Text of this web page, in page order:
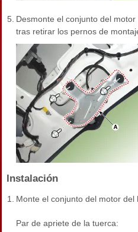
5. Desmonte el conjunto del
tras retirar los pernos de
Instalación
1. Monte el conjunto del motor del
Par de apriete de la tuerca: